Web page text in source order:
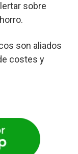
sobre
son aliados
costes y